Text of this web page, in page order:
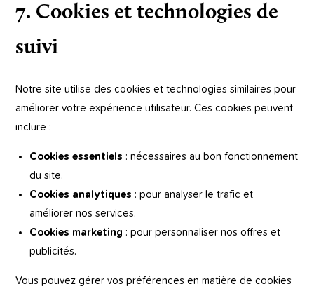
7. Cookies et technologies de
suivi
Notre site utilise des cookies et technologies similaires pour
améliorer votre expérience utilisateur. Ces cookies peuvent
inclure :
Cookies essentiels : nécessaires au bon fonctionnement
du site.
Cookies analytiques : pour analyser le trafic et
améliorer nos services.
Cookies marketing : pour personnaliser nos offres et
publicités.
Vous pouvez gérer vos préférences en matière de cookies